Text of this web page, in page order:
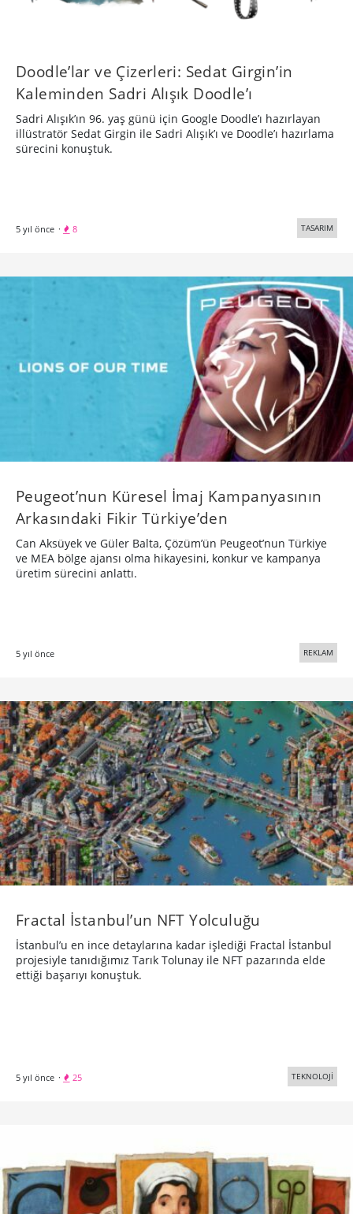
Doodle’lar ve Çizerleri: Sedat Girgin’in
Kaleminden Sadri Alışık Doodle’ı
Sadri Alışık’ın 96. yaş günü için Google Doodle’ı hazırlayan
illüstratör Sedat Girgin ile Sadri Alışık’ı ve Doodle’ı hazırlama
sürecini konuştuk.
5 yıl önce · 8 TASARIM
Peugeot’nun Küresel İmaj Kampanyasının
Arkasındaki Fikir Türkiye’den
Can Aksüyek ve Güler Balta, Çözüm’ün Peugeot’nun Türkiye
ve MEA bölge ajansı olma hikayesini, konkur ve kampanya
üretim sürecini anlattı.
5 yıl önce REKLAM
Fractal İstanbul’un NFT Yolculuğu
İstanbul’u en ince detaylarına kadar işlediği Fractal İstanbul
projesiyle tanıdığımız Tarık Tolunay ile NFT pazarında elde
ettiği başarıyı konuştuk.
5 yıl önce · 25 TEKNOLOJİ